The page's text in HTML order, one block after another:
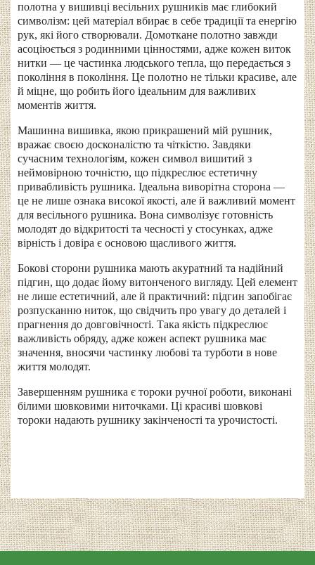
полотна у вишивці весільних рушників має глибокий
символізм: цей матеріал вбирає в себе традиції та енергію
рук, які його створювали. Домоткане полотно завжди
асоціюється з родинними цінностями, адже кожен виток
нитки — це частинка людського тепла, що передається з
покоління в покоління. Це полотно не тільки красиве, але
й міцне, що робить його ідеальним для важливих
моментів життя.
Машинна вишивка, якою прикрашений мій рушник,
вражає своєю досконалістю та чіткістю. Завдяки
сучасним технологіям, кожен символ вишитий з
неймовірною точністю, що підкреслює естетичну
привабливість рушника. Ідеальна виворітна сторона —
це не лише ознака високої якості, але й важливий момент
для весільного рушника. Вона символізує готовність
молодят до відкритості та чесності у стосунках, адже
вірність і довіра є основою щасливого життя.
Бокові сторони рушника мають акуратний та надійний
підгин, що додає йому витонченого вигляду. Цей елемент
не лише естетичний, але й практичний: підгин запобігає
розпусканню ниток, що свідчить про увагу до деталей і
прагнення до довговічності. Така якість підкреслює
важливість обряду, адже кожен аспект рушника має
значення, вносячи частинку любові та турботи в нове
життя молодят.
Завершенням рушника є тороки ручної роботи, виконані
білими шовковими ниточками. Ці красиві шовкові
тороки надають рушнику закінченості та урочистості.